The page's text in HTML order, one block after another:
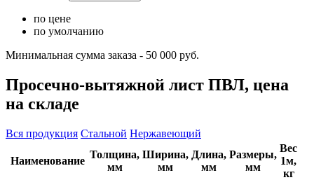
по цене
по умолчанию
Минимальная сумма заказа - 50 000 руб.
Просечно-вытяжной лист ПВЛ, цена
на складе
Вся продукция Стальной Нержавеющий
Наименование
Толщина,
мм
Ширина,
мм
Длина,
мм
Размеры,
мм
Вес
1м,
кг